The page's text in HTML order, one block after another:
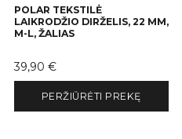
POLAR TEKSTILĖ
LAIKRODŽIO DIRŽELIS, 22 MM,
M-L, ŽALIAS
Kaina
39,90 €
PERŽIŪRĖTI PREKĘ